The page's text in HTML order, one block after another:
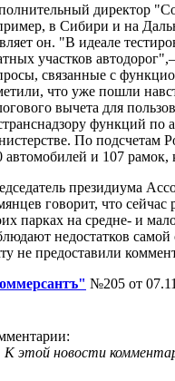
директор
в Сибири и на
он. "В идеале
участков
связанные с
что уже пошли
вычета для
функций по
По подсчетам
автомобилей и 107
президиума
говорит, что
парках на средне- и
недостатков
не предоставили
№205 от
К этой новости